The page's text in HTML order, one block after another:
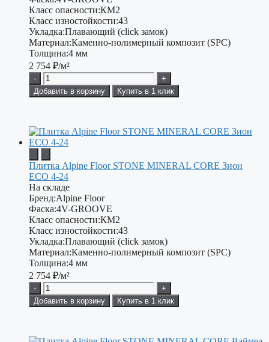
Класс опасности:КМ2
Класс изностойкости:43
Укладка:Плавающий (click замок)
Материал:Каменно-полимерный композит (SPC)
Толщина:4 мм
2 754 ₽/м²
-
+
Добавить в корзину
Купить в 1 клик
Плитка Alpine Floor STONE MINERAL CORE Зион
ЕСО 4-24
На складе
Бренд:Alpine Floor
Фаска:4V-GROOVE
Класс опасности:КМ2
Класс изностойкости:43
Укладка:Плавающий (click замок)
Материал:Каменно-полимерный композит (SPC)
Толщина:4 мм
2 754 ₽/м²
-
+
Добавить в корзину
Купить в 1 клик